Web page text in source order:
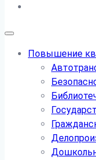
Повышение